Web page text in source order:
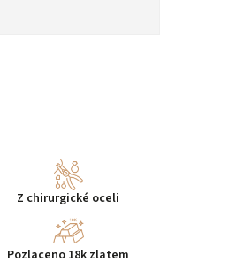
Z chirurgické oceli
Pozlaceno 18k zlatem